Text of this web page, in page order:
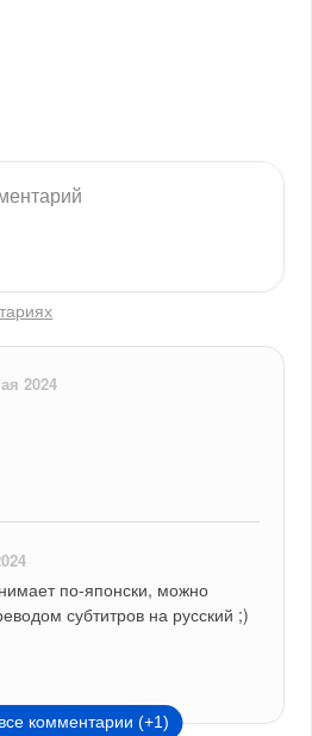
2024
по-японски, можно
субтитров на русский ;)
комментарии (+1)